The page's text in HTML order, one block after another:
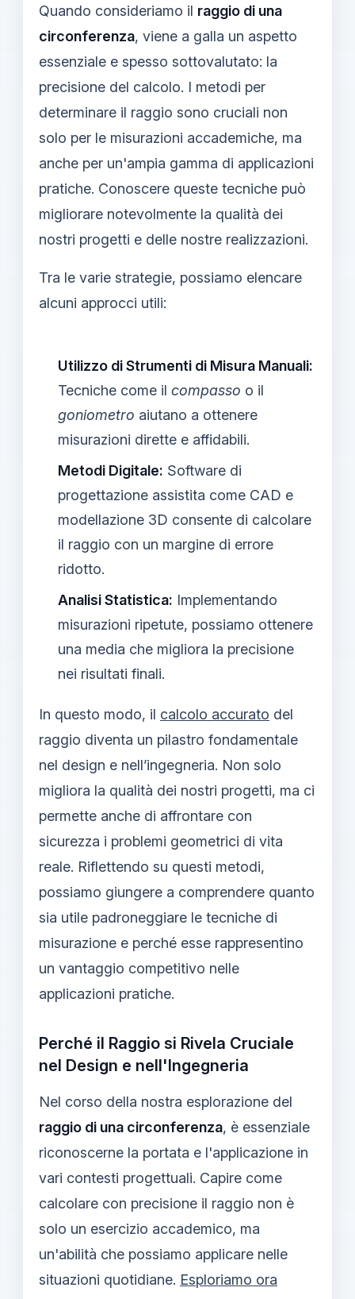
Quando consideriamo il raggio di una
circonferenza, viene a galla un aspetto
essenziale e spesso sottovalutato: la
precisione del calcolo. I metodi per
determinare il raggio sono cruciali non
solo per le misurazioni accademiche, ma
anche per un'ampia gamma di applicazioni
pratiche. Conoscere queste tecniche può
migliorare notevolmente la qualità dei
nostri progetti e delle nostre realizzazioni.
Tra le varie strategie, possiamo elencare
alcuni approcci utili:
Utilizzo di Strumenti di Misura Manuali:
Tecniche come il compasso o il
goniometro aiutano a ottenere
misurazioni dirette e affidabili.
Metodi Digitale: Software di
progettazione assistita come CAD e
modellazione 3D consente di calcolare
il raggio con un margine di errore
ridotto.
Analisi Statistica: Implementando
misurazioni ripetute, possiamo ottenere
una media che migliora la precisione
nei risultati finali.
In questo modo, il calcolo accurato del
raggio diventa un pilastro fondamentale
nel design e nell’ingegneria. Non solo
migliora la qualità dei nostri progetti, ma ci
permette anche di affrontare con
sicurezza i problemi geometrici di vita
reale. Riflettendo su questi metodi,
possiamo giungere a comprendere quanto
sia utile padroneggiare le tecniche di
misurazione e perché esse rappresentino
un vantaggio competitivo nelle
applicazioni pratiche.
Perché il Raggio si Rivela Cruciale
nel Design e nell'Ingegneria
Nel corso della nostra esplorazione del
raggio di una circonferenza, è essenziale
riconoscerne la portata e l'applicazione in
vari contesti progettuali. Capire come
calcolare con precisione il raggio non è
solo un esercizio accademico, ma
un'abilità che possiamo applicare nelle
situazioni quotidiane. Esploriamo ora